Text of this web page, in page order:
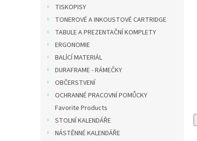
TISKOPISY
TONEROVÉ A INKOUSTOVÉ CARTRIDGE
TABULE A PREZENTAČNÍ KOMPLETY
ERGONOMIE
BALÍCÍ MATERIÁL
DURAFRAME - RÁMEČKY
OBČERSTVENÍ
OCHRANNÉ PRACOVNÍ POMŮCKY
Favorite Products
STOLNÍ KALENDÁŘE
NÁSTĚNNÉ KALENDÁŘE